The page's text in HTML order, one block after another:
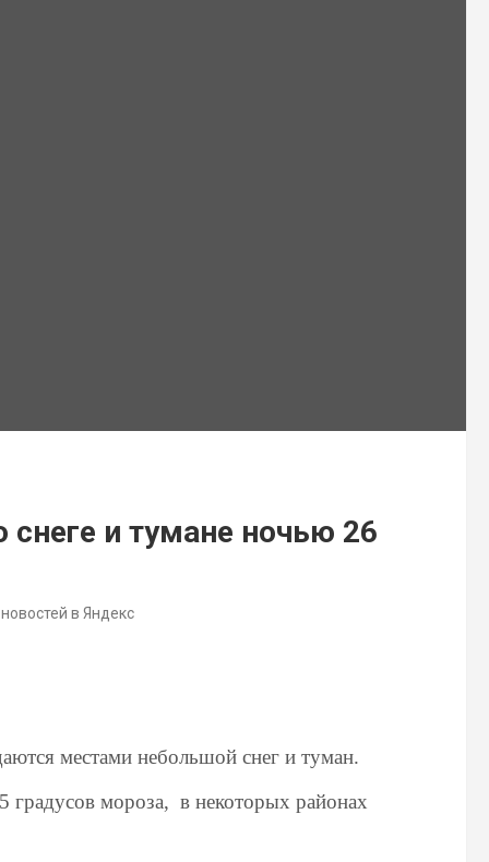
и тумане ночью 26
в Яндекс
местами небольшой снег и туман.
градусов мороза, в некоторых районах